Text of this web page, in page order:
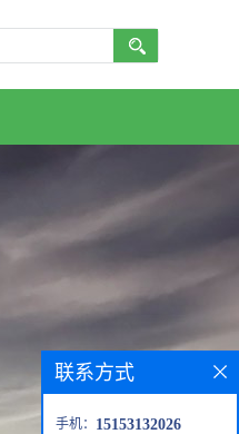
联系方式
手机： 15153132026